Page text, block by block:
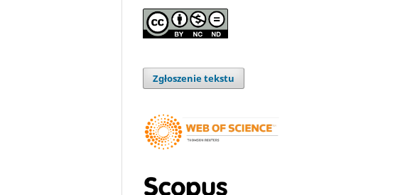
Zgłoszenie tekstu